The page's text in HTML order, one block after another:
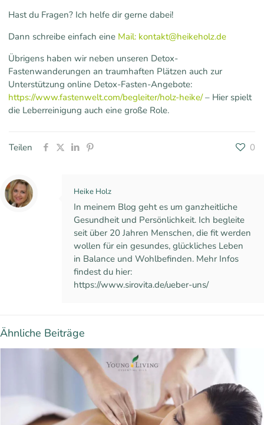
Hast du Fragen? Ich helfe dir gerne dabei!
Dann schreibe einfach eine Mail: kontakt@heikeholz.de
Übrigens haben wir neben unseren Detox-
Fastenwanderungen an traumhaften Plätzen auch zur
Unterstützung online Detox-Fasten-Angebote:
https://www.fastenwelt.com/begleiter/holz-heike/– Hier spielt
die Leberreinigung auch eine große Role.
Teilen 0
Heike Holz
In meinem Blog geht es um ganzheitliche
Gesundheit und Persönlichkeit. Ich begleite
seit über 20 Jahren Menschen, die fit werden
wollen für ein gesundes, glückliches Leben
in Balance und Wohlbefinden. Mehr Infos
findest du hier:
https://www.sirovita.de/ueber-uns/
Ähnliche Beiträge